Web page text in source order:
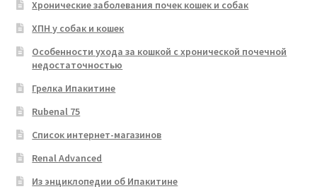
Хронические заболевания почек кошек и собак
ХПН у собак и кошек
Особенности ухода за кошкой с хронической почечной
недостаточностью
Грелка Ипакитине
Rubenal 75
Список интернет-магазинов
Renal Advanced
Из энциклопедии об Ипакитине